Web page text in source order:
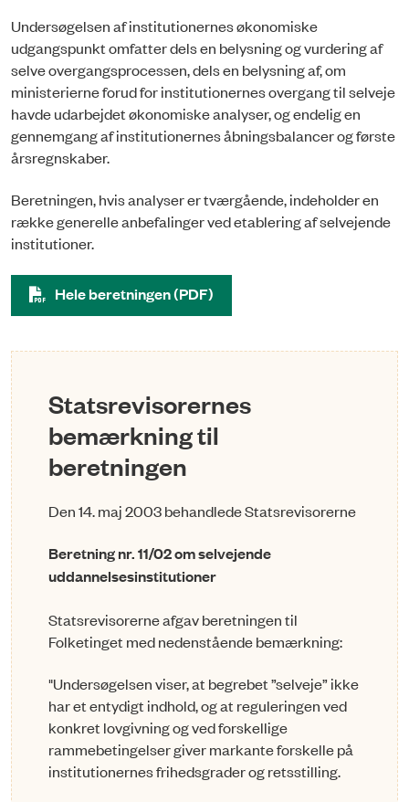
Undersøgelsen af institutionernes økonomiske
udgangspunkt omfatter dels en belysning og vurdering af
selve overgangsprocessen, dels en belysning af, om
ministerierne forud for institutionernes overgang til selveje
havde udarbejdet økonomiske analyser, og endelig en
gennemgang af institutionernes åbningsbalancer og første
årsregnskaber.
Beretningen, hvis analyser er tværgående, indeholder en
række generelle anbefalinger ved etablering af selvejende
institutioner.
Hele beretningen (PDF)
Statsrevisorernes
bemærkning til
beretningen
Den 14. maj 2003 behandlede Statsrevisorerne
Beretning nr. 11/02 om selvejende
uddannelsesinstitutioner
Statsrevisorerne afgav beretningen til
Folketinget med nedenstående bemærkning:
"Undersøgelsen viser, at begrebet ”selveje” ikke
har et entydigt indhold, og at reguleringen ved
konkret lovgivning og ved forskellige
rammebetingelser giver markante forskelle på
institutionernes frihedsgrader og retsstilling.